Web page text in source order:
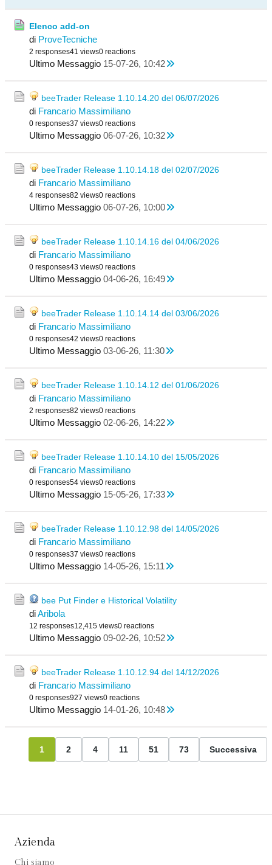
Elenco add-on
di ProveTecniche
2 responses41 views0 reactions
Ultimo Messaggio 15-07-26, 10:42
beeTrader Release 1.10.14.20 del 06/07/2026
di Francario Massimiliano
0 responses37 views0 reactions
Ultimo Messaggio 06-07-26, 10:32
beeTrader Release 1.10.14.18 del 02/07/2026
di Francario Massimiliano
4 responses82 views0 reactions
Ultimo Messaggio 06-07-26, 10:00
beeTrader Release 1.10.14.16 del 04/06/2026
di Francario Massimiliano
0 responses43 views0 reactions
Ultimo Messaggio 04-06-26, 16:49
beeTrader Release 1.10.14.14 del 03/06/2026
di Francario Massimiliano
0 responses42 views0 reactions
Ultimo Messaggio 03-06-26, 11:30
beeTrader Release 1.10.14.12 del 01/06/2026
di Francario Massimiliano
2 responses82 views0 reactions
Ultimo Messaggio 02-06-26, 14:22
beeTrader Release 1.10.14.10 del 15/05/2026
di Francario Massimiliano
0 responses54 views0 reactions
Ultimo Messaggio 15-05-26, 17:33
beeTrader Release 1.10.12.98 del 14/05/2026
di Francario Massimiliano
0 responses37 views0 reactions
Ultimo Messaggio 14-05-26, 15:11
bee Put Finder e Historical Volatility
diAribola
12 responses12,415 views0 reactions
Ultimo Messaggio 09-02-26, 10:52
beeTrader Release 1.10.12.94 del 14/12/2026
di Francario Massimiliano
0 responses927 views0 reactions
Ultimo Messaggio 14-01-26, 10:48
1 2 4 11 51 73 Successiva
Azienda
Chi siamo